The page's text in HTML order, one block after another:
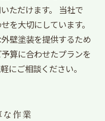
ただけます。 当社で
を大切にしています。
壁塗装を提供するため
算に合わせたプランを
にご相談ください。
作業